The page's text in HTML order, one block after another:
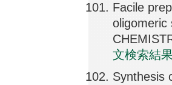
Facile
oligomeric
文検索結
Synthesis